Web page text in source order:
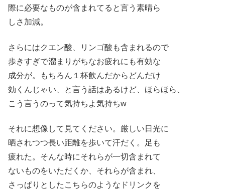
際に必要なものが含まれてると言う素晴ら
しさ加減。
さらにはクエン酸、リンゴ酸も含まれるので
歩きすぎで溜まりがちなお疲れにも有効な
成分が。もちろん１杯飲んだからどんだけ
効くんじゃい、と言う話はあるけど、ほらほら、
こう言うのって気持ちよ気持ちw
それに想像して見てください。厳しい日光に
晒されつつ長い距離を歩いて汗だく。足も
疲れた。そんな時にそれらが一切含まれて
ないものをいただくか、それらが含まれ、
さっぱりとしたこちらのようなドリンクを